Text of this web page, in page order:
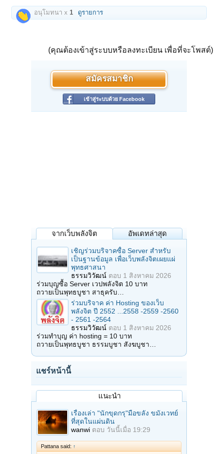
อนุโมทนา x 1 ดูรายการ
(คุณต้องเข้าสู่ระบบหรือลงทะเบียน เพื่อที่จะโพสต์)
สมัครสมาชิก
เข้าสู่ระบบด้วย Facebook
จากเว็บพลังจิต อัพเดทล่าสุด
เชิญร่วมบริจาคซื้อ Server สำหรับ
เป็นฐานข้อมูล เพื่อเว็บพลังจิตเผยแผ่
พุทธศาสนา
ธรรมวิวัฒน์ ตอบ 1 สิงหาคม 2026
ร่วมบุญซื้อ Server เวปพลังจิต 10 บาท
ถวายเป็นพุทธบูชา สาธุครับ…
ร่วมบริจาค ค่า Hosting ของเว็บ
พลังจิต ปี 2552 ...2558 -2559 -2560
- 2561 -2564
ธรรมวิวัฒน์ ตอบ 1 สิงหาคม 2026
ร่วมทำบุญ ค่า hosting = 10 บาท
ถวายเป็นพุทธบูชา ธรรมบูชา สังฆบูชา…
แชร์หน้านี้
แนะนำ
เรื่องเล่า "นักขุดกรุ"มือขลัง ขมังเวทย์
ที่สุดในแผ่นดิน
wanwi ตอบ วันนี้เมื่อ 19:29
Pattana said: ↑